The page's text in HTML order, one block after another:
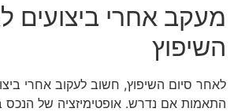
מעקב אחרי ביצועים
השיפוץ
לאחר סיום השיפוץ, חשוב לעקוב אחרי
התאמות אם נדרש. אופטימיזציה של